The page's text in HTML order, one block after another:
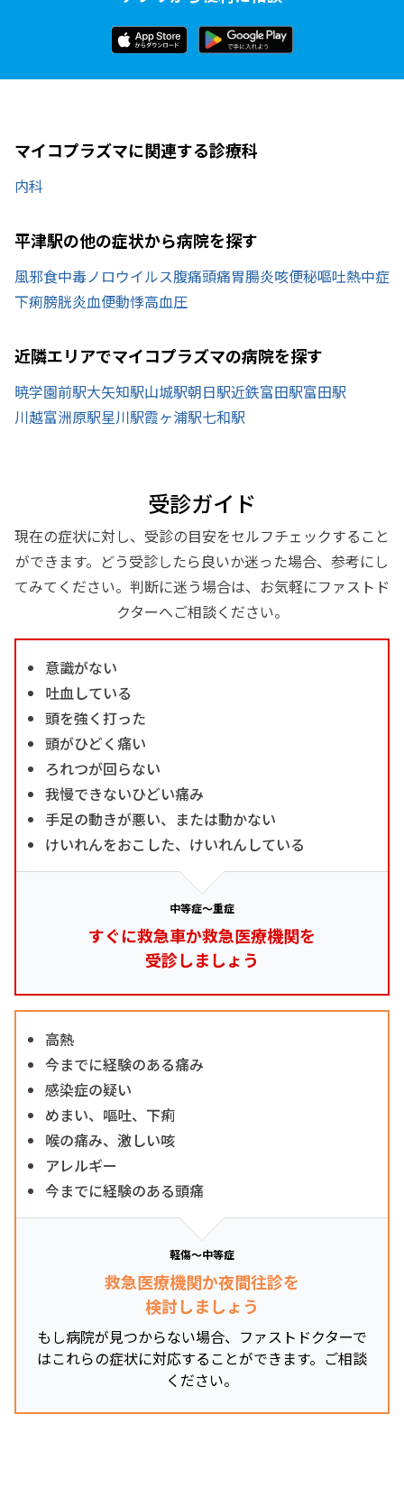
マイコプラズマに関連する診療科
内科
平津駅の他の症状から病院を探す
風邪食中毒ノロウイルス腹痛頭痛胃腸炎咳便秘嘔吐熱中症
下痢膀胱炎血便動悸高血圧
近隣エリアでマイコプラズマの病院を探す
暁学園前駅大矢知駅山城駅朝日駅近鉄富田駅富田駅
川越富洲原駅星川駅霞ヶ浦駅七和駅
受診ガイド
現在の症状に対し、受診の目安をセルフチェックすること
ができます。どう受診したら良いか迷った場合、参考にし
てみてください。判断に迷う場合は、お気軽にファストド
クターへご相談ください。
意識がない
吐血している
頭を強く打った
頭がひどく痛い
ろれつが回らない
我慢できないひどい痛み
手足の動きが悪い、または動かない
けいれんをおこした、けいれんしている
中等症～重症
すぐに救急車か救急医療機関を
受診しましょう
高熱
今までに経験のある痛み
感染症の疑い
めまい、嘔吐、下痢
喉の痛み、激しい咳
アレルギー
今までに経験のある頭痛
軽傷～中等症
救急医療機関か夜間往診を
検討しましょう
もし病院が見つからない場合、ファストドクターで
はこれらの症状に対応することができます。ご相談
ください。